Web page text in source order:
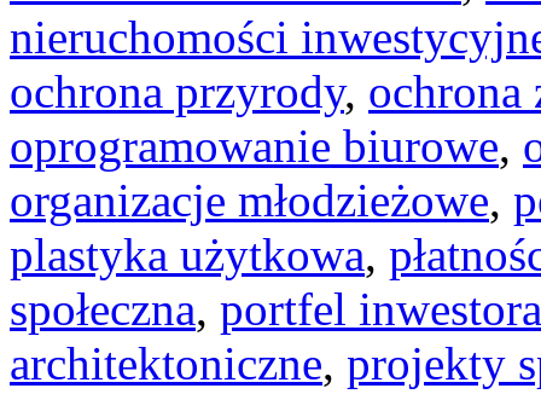
nieruchomości
ochrona przyrody, ochrona
oprogramowanie biurowe,
organizacje młodzieżowe,
plastyka użytkowa,
społeczna, portfel inwestora
architektoniczne, projekty